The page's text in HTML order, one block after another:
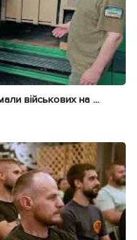
військових на ...